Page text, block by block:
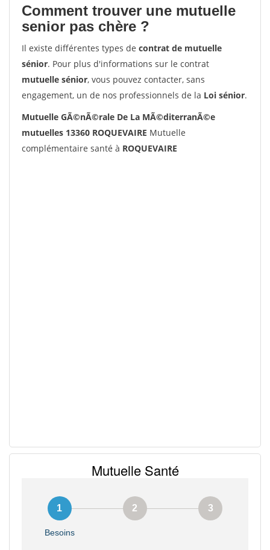
Comment trouver une mutuelle
senior pas chère ?
Il existe différentes types de contrat de mutuelle
sénior. Pour plus d'informations sur le contrat
mutuelle sénior, vous pouvez contacter, sans
engagement, un de nos professionnels de la Loi sénior.
Mutuelle GÃ©nÃ©rale De La MÃ©diterranÃ©e
mutuelles 13360 ROQUEVAIRE Mutuelle
complémentaire santé à ROQUEVAIRE